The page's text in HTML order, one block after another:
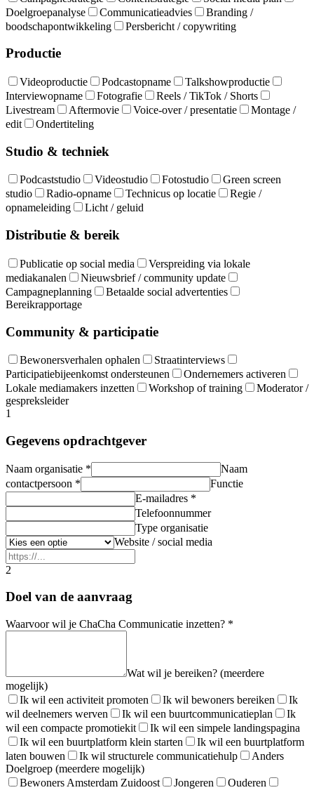
Doelgroepanalyse
Communicatieadvies
Branding /
boodschapontwikkeling
Persbericht / copywriting
Productie
Videoproductie Podcastopname
Talkshowproductie
Interviewopname
Fotografie
Reels / TikTok / Shorts
Livestream
Aftermovie Voice-over / presentatie
Montage /
edit
Ondertiteling
Studio & techniek
Podcaststudio Videostudio Fotostudio
Green screen
studio
Radio-opname Technicus op locatie
Regie /
opnameleiding
Licht / geluid
Distributie & bereik
Publicatie op social media
Verspreiding via lokale
mediakanalen
Nieuwsbrief / community update
Campagneplanning
Betaalde social advertenties
Bereikrapportage
Community & participatie
Bewonersverhalen ophalen
Straatinterviews
Participatiebijeenkomst ondersteunen
Ondernemers activeren
Lokale mediamakers inzetten
Workshop of training
Moderator /
gespreksleider
1
Gegevens opdrachtgever
Naam organisatie *
Naam
contactpersoon *
Functie
E-mailadres *
Telefoonnummer
Type organisatie
Website / social media
2
Doel van de aanvraag
Waarvoor wil je ChaCha Communicatie inzetten? *
Wat wil je bereiken? (meerdere
mogelijk)
Ik wil een activiteit promoten
Ik wil bewoners bereiken
Ik
wil deelnemers werven
Ik wil een buurtcommunicatieplan
Ik
wil een compacte promotiekit
Ik wil een simpele landingspagina
Ik wil een buurtplatform klein starten
Ik wil een buurtplatform
laten bouwen
Ik wil structurele communicatiehulp
Anders
Doelgroep (meerdere mogelijk)
Bewoners Amsterdam Zuidoost
Jongeren
Ouderen